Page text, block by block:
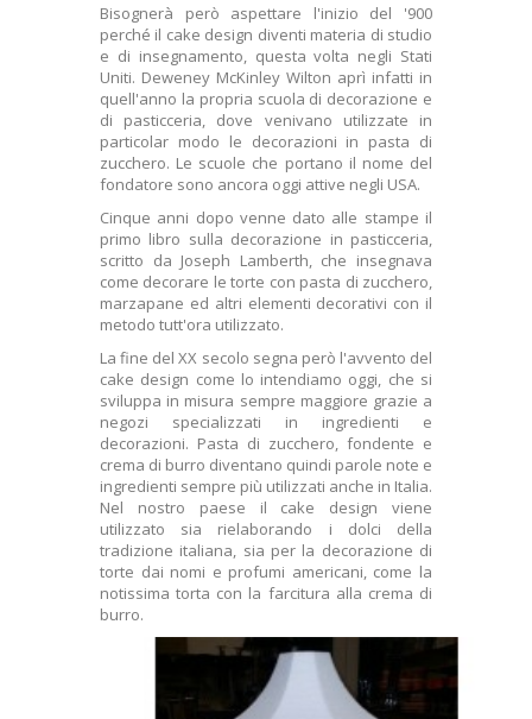
Bisognerà però aspettare l'inizio del '900
perché il cake design diventi materia di studio
e di insegnamento, questa volta negli Stati
Uniti. Deweney McKinley Wilton aprì infatti in
quell'anno la propria scuola di decorazione e
di pasticceria, dove venivano utilizzate in
particolar modo le decorazioni in pasta di
zucchero. Le scuole che portano il nome del
fondatore sono ancora oggi attive negli USA.
Cinque anni dopo venne dato alle stampe il
primo libro sulla decorazione in pasticceria,
scritto da Joseph Lamberth, che insegnava
come decorare le torte con pasta di zucchero,
marzapane ed altri elementi decorativi con il
metodo tutt'ora utilizzato.
La fine del XX secolo segna però l'avvento del
cake design come lo intendiamo oggi, che si
sviluppa in misura sempre maggiore grazie a
negozi specializzati in ingredienti e
decorazioni. Pasta di zucchero, fondente e
crema di burro diventano quindi parole note e
ingredienti sempre più utilizzati anche in Italia.
Nel nostro paese il cake design viene
utilizzato sia rielaborando i dolci della
tradizione italiana, sia per la decorazione di
torte dai nomi e profumi americani, come la
notissima torta con la farcitura alla crema di
burro.